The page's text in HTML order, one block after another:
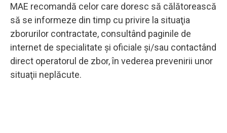
MAE recomandă celor care doresc să călătorească
să se informeze din timp cu privire la situaţia
zborurilor contractate, consultând paginile de
internet de specialitate şi oficiale şi/sau contactând
direct operatorul de zbor, în vederea prevenirii unor
situaţii neplăcute.